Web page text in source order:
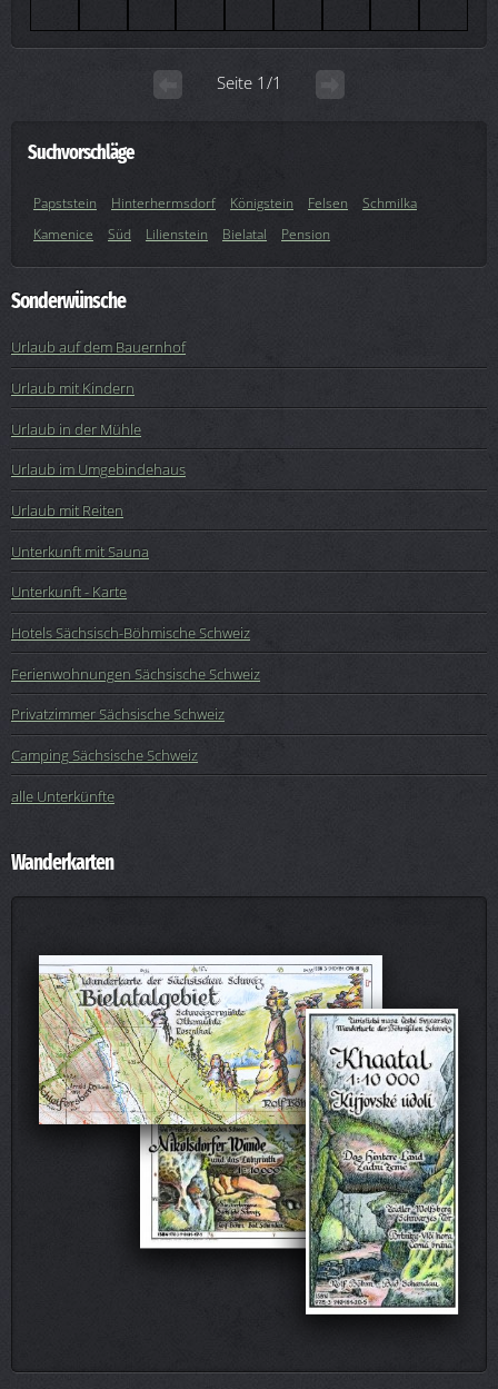
Seite 1/1
Suchvorschläge
Papststein Hinterhermsdorf Königstein Felsen
Schmilka
Kamenice
Süd Lilienstein Bielatal Pension
Sonderwünsche
Urlaub auf dem Bauernhof
Urlaub mit Kindern
Urlaub in der Mühle
Urlaub im Umgebindehaus
Urlaub mit Reiten
Unterkunft mit Sauna
Unterkunft - Karte
Hotels Sächsisch-Böhmische Schweiz
Ferienwohnungen Sächsische Schweiz
Privatzimmer Sächsische Schweiz
Camping Sächsische Schweiz
alle Unterkünfte
Wanderkarten